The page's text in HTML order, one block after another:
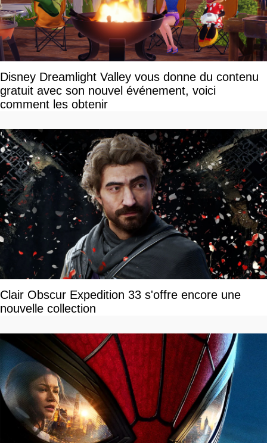
Disney Dreamlight Valley vous donne du contenu
gratuit avec son nouvel événement, voici
comment les obtenir
Clair Obscur Expedition 33 s'offre encore une
nouvelle collection